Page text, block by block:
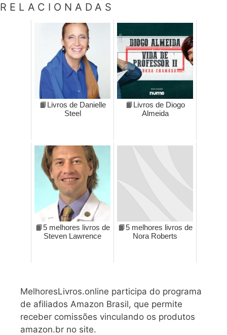
RELACIONADAS
📙Livros de Danielle
Steel
📙Livros de Diogo
Almeida
📙5 melhores livros de
Steven Lawrence
📙5 melhores livros de
Nora Roberts
MelhoresLivros.online participa do programa
de afiliados Amazon Brasil, que permite
receber comissões vinculando os produtos
amazon.br no site.